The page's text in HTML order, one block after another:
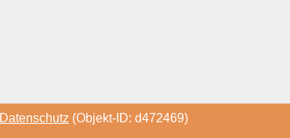
Datenschutz (Objekt-ID: d472469)